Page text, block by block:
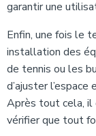
garantir une
Enfin, une fois le
installation des
de tennis ou les
d’ajuster
Après tout cela,
vérifier que tout